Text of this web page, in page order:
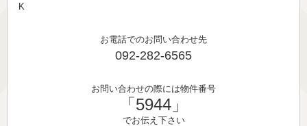
K
お電話でのお問い合わせ先
092-282-6565
お問い合わせの際には物件番号
「5944」
でお伝え下さい